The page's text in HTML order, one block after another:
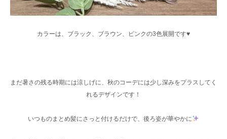
カラーは、ブラック、ブラウン、ピンクの3色展開です♥
まだ暑さの残る時期には涼しげに、秋のコーデには少し深みをプラスしてく
れるデザインです！
いつものまとめ髪にさっと付けるだけで、後ろ姿が華やかに